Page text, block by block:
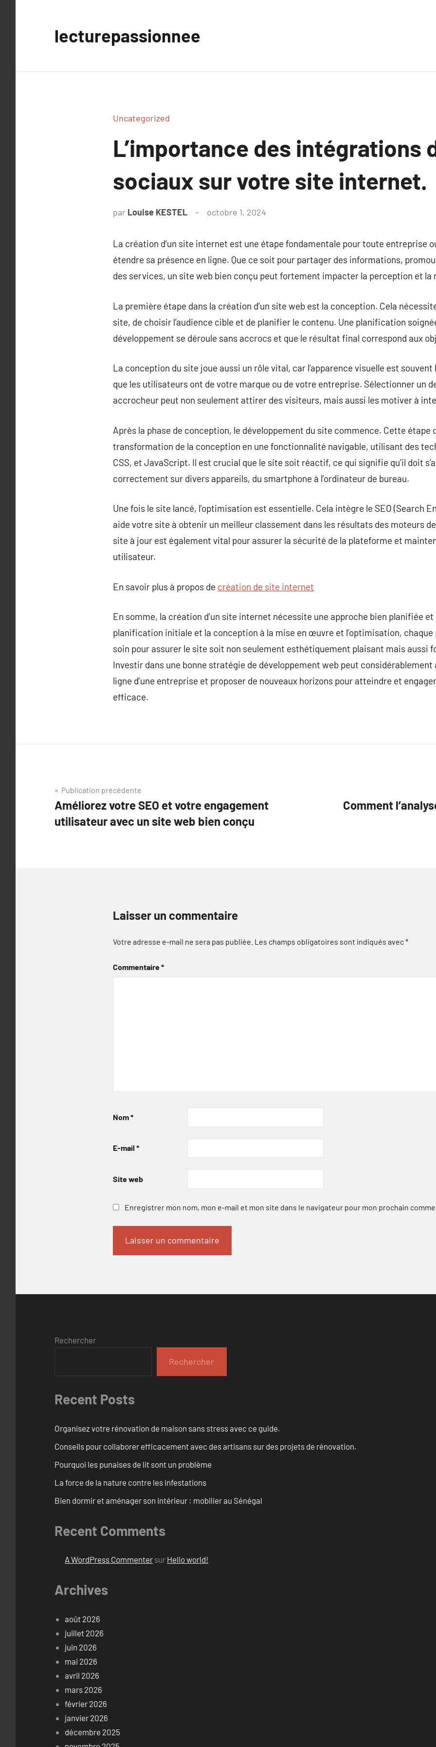
lecturepassionnee
Uncategorized
L’importance des intégrations
sociaux sur votre site internet.
par Louise KESTEL octobre 1, 2024
La création d’un site internet est une étape fondamentale pour toute entreprise
étendre sa présence en ligne. Que ce soit pour partager des informations,
des services, un site web bien conçu peut fortement impacter la perception et la
La première étape dans la création d’un site web est la conception. Cela
site, de choisir l’audience cible et de planifier le contenu. Une planification
développement se déroule sans accrocs et que le résultat final correspond aux
La conception du site joue aussi un rôle vital, car l’apparence visuelle est
que les utilisateurs ont de votre marque ou de votre entreprise. Sélectionner un
accrocheur peut non seulement attirer des visiteurs, mais aussi les motiver à
Après la phase de conception, le développement du site commence. Cette étape
transformation de la conception en une fonctionnalité navigable, utilisant des
CSS, et JavaScript. Il est crucial que le site soit réactif, ce qui signifie qu’il doit
correctement sur divers appareils, du smartphone à l’ordinateur de bureau.
Une fois le site lancé, l’optimisation est essentielle. Cela intègre le SEO (Search
aide votre site à obtenir un meilleur classement dans les résultats des moteurs
site à jour est également vital pour assurer la sécurité de la plateforme et
utilisateur.
En savoir plus à propos de création de site internet
En somme, la création d’un site internet nécessite une approche bien planifiée
planification initiale et la conception à la mise en œuvre et l’optimisation, chaque
soin pour assurer le site soit non seulement esthétiquement plaisant mais aussi
Investir dans une bonne stratégie de développement web peut considérablement
ligne d’une entreprise et proposer de nouveaux horizons pour atteindre et
efficace.
Navigation
de
l’article
Publication précédente
Améliorez votre SEO et votre engagement
utilisateur avec un site web bien conçu
Comment
Laisser un commentaire
Votre adresse e-mail ne sera pas publiée. Les champs obligatoires sont indiqués avec*
Commentaire*
Nom*
E-mail *
Site web
Enregistrer mon nom, mon e-mail et mon site dans le navigateur pour mon prochain
Rechercher
Rechercher
Recent Posts
Organisez votre rénovation de maison sans stress avec ce guide.
Conseils pour collaborer efficacement avec des artisans sur des projets de rénovation.
Pourquoi les punaises de lit sont un problème
La force de la nature contre les infestations
Bien dormir et aménager son intérieur : mobilier au Sénégal
Recent Comments
A WordPress Commenter sur Hello world!
Archives
août 2026
juillet 2026
juin 2026
mai 2026
avril 2026
mars 2026
février 2026
janvier 2026
décembre 2025